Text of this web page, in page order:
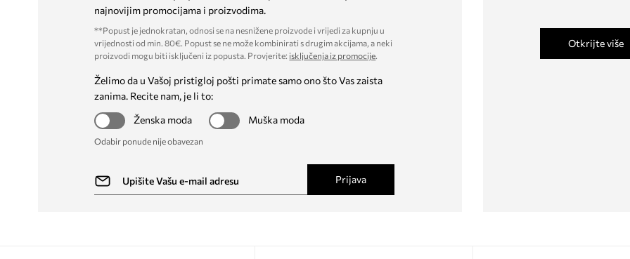
najnovijim promocijama i proizvodima.
**Popust je jednokratan, odnosi se na nesnižene proizvode i vrijedi za kupnju u
vrijednosti od min. 80€. Popust se ne može kombinirati s drugim akcijama, a neki
proizvodi mogu biti isključeni iz popusta. Provjerite: isključenja iz promocije
Želimo da u Vašoj pristigloj pošti primate samo ono što Vas zaista
zanima. Recite nam, je li to:
Ženska moda
Muška moda
Odabir ponude nije obavezan
Prijava
Otkrijte više